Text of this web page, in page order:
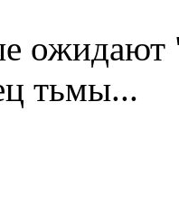
ожидают
тьмы...